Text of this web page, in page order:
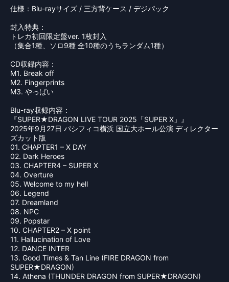
仕様：Blu-rayサイズ / 三方背ケース / デジパック
封入特典：
トレカ初回限定盤ver. 1枚封入
（集合1種、ソロ9種 全10種のうちランダム1種）
CD収録内容：
M1. Break off
M2. Fingerprints
M3. やっばい
Blu-ray収録内容：
『SUPER★DRAGON LIVE TOUR 2025「SUPER X」』
2025年9月27日 パシフィコ横浜 国立大ホール公演 ディレクター
ズカット版
01. CHAPTER1 – X DAY
02. Dark Heroes
03. CHAPTER4 – SUPER X
04. Overture
05. Welcome to my hell
06. Legend
07. Dreamland
08. NPC
09. Popstar
10. CHAPTER2 – X point
11. Hallucination of Love
12. DANCE INTER
13. Good Times & Tan Line (FIRE DRAGON from
SUPER★DRAGON)
14. Athena (THUNDER DRAGON from SUPER★DRAGON)